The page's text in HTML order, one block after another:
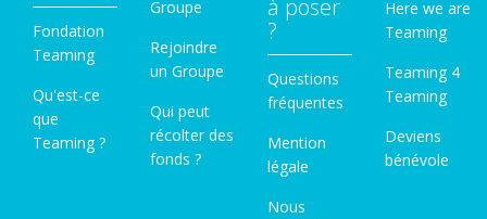
Fondation
Teaming
Qu'est-ce
que
Teaming ?
Groupe
Rejoindre
un Groupe
Qui peut
récolter des
fonds ?
à poser
?
Questions
fréquentes
Mention
légale
Nous
Here we are
Teaming
Teaming 4
Teaming
Deviens
bénévole